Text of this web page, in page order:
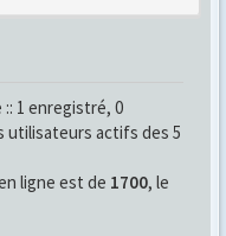
1 enregistré, 0
utilisateurs actifs des 5
ligne est de 1700, le